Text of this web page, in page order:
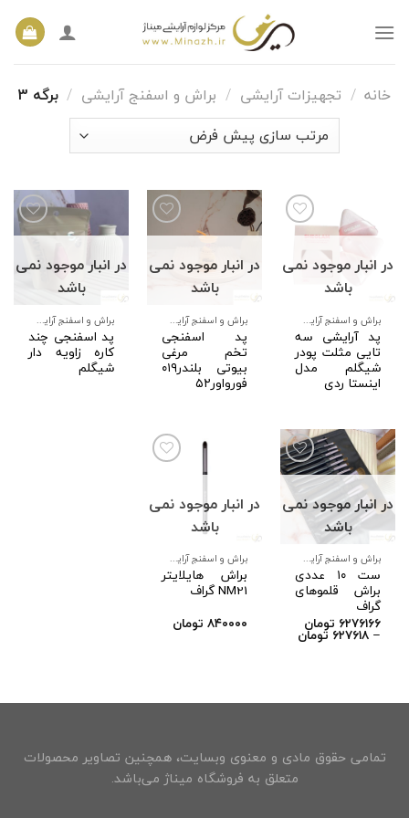
خانه / تجهیزات آرایشی / براش و اسفنج آرایشی / برگه 3
افزودن
ها
در انبار موجود نمی
باشد
براش و اسفنج آرایشی
پد آرایشی سه
تایی مثلت پودر
شیگلم مدل
اینستا ردی
افزودن
ها
در انبار موجود نمی
باشد
براش و اسفنج آرایشی
پد اسفنجی
تخم مرغی
بیوتی بلندر۰۱۹
فورواور۵۲
افزودن
ها
در انبار موجود نمی
باشد
براش و اسفنج آرایشی
پد اسفنجی چند
کاره زاویه دار
شیگلم
افزودن
به
علاقه
مندی
ها
در انبار موجود نمی
باشد
براش و اسفنج آرایشی
ست ۱۰ عددی
براش قلموهای
گراف
۶۲۷۶۱۶۶ تومان
– ۶۲۷۶۱۸تومان
افزودن
ها
در انبار موجود نمی
باشد
براش و اسفنج آرایشی
براش هایلایتر
NM21 گراف
۸۴۰۰۰۰ تومان
تمامی حقوق مادی و معنوی وبسایت، همچنین تصاویر محصولات
متعلق به فروشگاه میناژ می‌باشد.